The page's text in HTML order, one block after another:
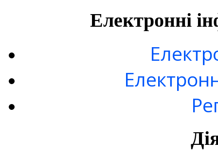
Електронні